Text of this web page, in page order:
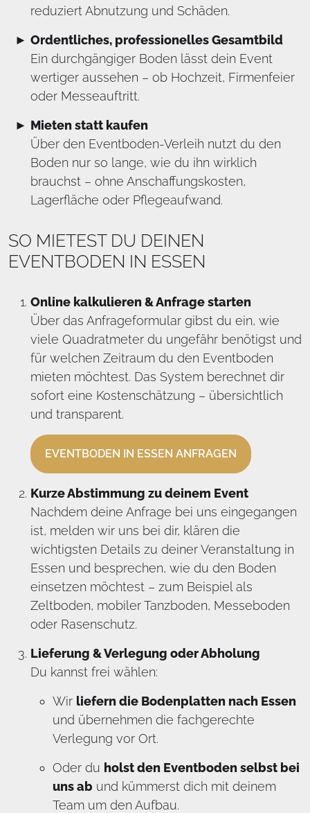
reduziert Abnutzung und Schäden.
Ordentliches, professionelles Gesamtbild
Ein durchgängiger Boden lässt dein Event
wertiger aussehen – ob Hochzeit, Firmenfeier
oder Messeauftritt.
Mieten statt kaufen
Über den Eventboden-Verleih nutzt du den
Boden nur so lange, wie du ihn wirklich
brauchst – ohne Anschaffungskosten,
Lagerfläche oder Pflegeaufwand.
SO MIETEST DU DEINEN
EVENTBODEN IN ESSEN
Online kalkulieren & Anfrage starten
Über das Anfrageformular gibst du ein, wie
viele Quadratmeter du ungefähr benötigst und
für welchen Zeitraum du den Eventboden
mieten möchtest. Das System berechnet dir
sofort eine Kostenschätzung – übersichtlich
und transparent.
EVENTBODEN IN ESSEN ANFRAGEN
Kurze Abstimmung zu deinem Event
Nachdem deine Anfrage bei uns eingegangen
ist, melden wir uns bei dir, klären die
wichtigsten Details zu deiner Veranstaltung in
Essen und besprechen, wie du den Boden
einsetzen möchtest – zum Beispiel als
Zeltboden, mobiler Tanzboden, Messeboden
oder Rasenschutz.
Lieferung & Verlegung oder Abholung
Du kannst frei wählen:
Wir liefern die Bodenplatten nach Essen
und übernehmen die fachgerechte
Verlegung vor Ort.
Oder du holst den Eventboden selbst bei
uns ab und kümmerst dich mit deinem
Team um den Aufbau.